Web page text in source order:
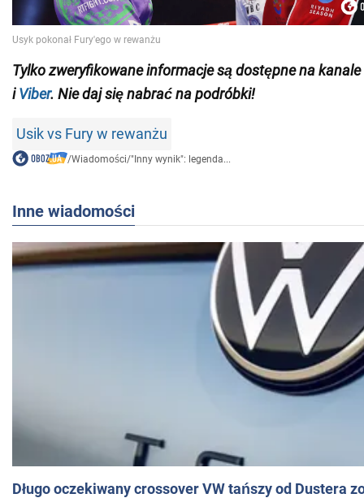
Tylkozweryfikowane informacje są dostępne na kanale
iViber. Nie daj się nabrać na podróbki!
Usik vs Fury w rewanżu
/Wiadomości/"Inny wynik": legenda...
Inne wiadomości
Długo oczekiwany crossover VW tańszy od Dustera